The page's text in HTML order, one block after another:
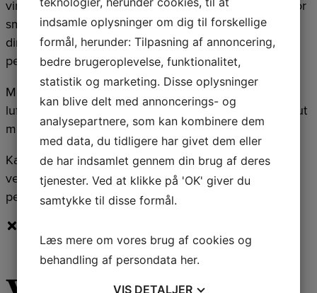
virus m.m. Den kan naturligvis aldrig fjerne risikoen for
smitte fra fysisk kontakt, håndtryk, via overflader eller
direkte hoste påført en person fra en anden smittet
person.
Men i et lukket lokale uden ventilation bidrager en
luftrenser til at holde den luftbårne smitte på et absolut
minimum.
Kan anbefales til klasselokaler, kontorlokaler,
venteværelser, osv hvor der opholder sig flere
personer ad gangen.
indsamle oplysninger om dig til forskellige
formål, herunder: Tilpasning af annoncering,
bedre brugeroplevelse, funktionalitet,
statistik og marketing. Disse oplysninger
kan blive delt med annoncerings- og
analysepartnere, som kan kombinere dem
med data, du tidligere har givet dem eller
de har indsamlet gennem din brug af deres
tjenester. Ved at klikke på 'OK' giver du
samtykke til disse formål.
Læs mere om vores brug af cookies og
behandling af persondata her.
VIS DETALJER